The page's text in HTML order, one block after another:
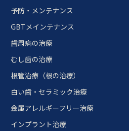
予防・メンテナンス
GBTメインテナンス
歯周病の治療
むし歯の治療
根管治療（根の治療）
白い歯・セラミック治療
金属アレルギーフリー治療
インプラント治療